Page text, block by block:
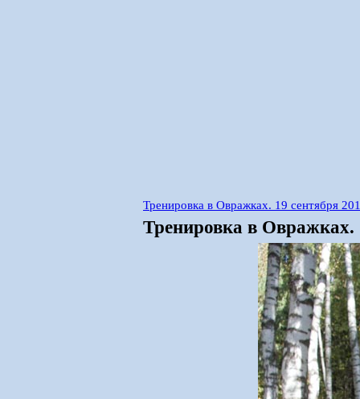
Тренировка в Овражках. 19 сентября
Тренировка в Овражках.